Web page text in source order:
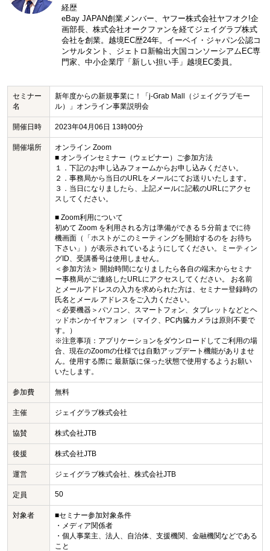
経歴
eBay JAPAN創業メンバー、ヤフー株式会社ヤフオク!企
画部長、株式会社オークファンを経てジェイグラブ株式
会社を創業。越境EC歴24年。イーベイ・ジャパン公認コ
ンサルタント、ジェトロ新輸出大国コンソーシアムEC専
門家、中小企業庁「新しい担い手」越境EC委員。
セミナー
名
新年度からの新規事業に！「j-Grab Mall（ジェイグラブモー
ル）」オンライン事業説明会
開催日時 2023年04月06日 13時00分
開催場所
オンライン Zoom
■ オンラインセミナー（ウェビナー）ご参加方法
１．下記のお申し込みフォームからお申し込みください。
２．事務局から当日のURLをメールにてお送りいたします。
３．当日になりましたら、上記メールに記載のURLにアクセ
スしてください。
■ Zoom利用について
初めて Zoom を利用される方は準備ができる５分前までに待
機画面（「ホストがこのミーティングを開始するのを お待ち
下さい」）が表示されているようにしてください。ミーティン
グID、受講番号は使用しません。
＜参加方法＞ 開始時間になりましたら各自の端末からセミナ
ー事務局がご連絡したURLにアクセスしてください。 お名前
とメールアドレスの入力を求められた方は、セミナー登録時の
氏名とメール アドレスをご入力ください。
＜必要機器＞パソコン、スマートフォン、タブレットなどとヘ
ッドホンかイヤフォン （マイク、PC内臓カメラは原則不要で
す。）
※注意事項：アプリケーションをダウンロードしてご利用の場
合、現在のZoomの仕様では自動アップデート機能がありませ
ん。使用する際に 最新版に保った状態で使用するようお願い
いたします。
参加費 無料
主催 ジェイグラブ株式会社
協賛 株式会社JTB
後援 株式会社JTB
運営 ジェイグラブ株式会社、株式会社JTB
定員 50
対象者
■セミナー参加対象条件
・メディア関係者
・個人事業主、法人、自治体、支援機関、金融機関などである
こと